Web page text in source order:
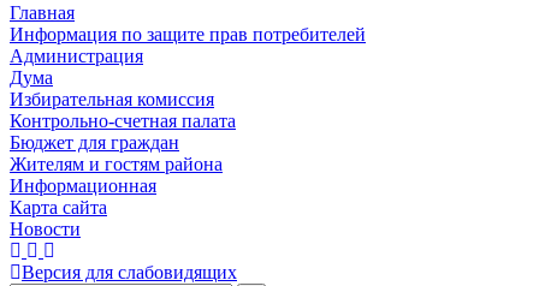
Главная
Информация по защите прав потребителей
Администрация
Дума
Избирательная комиссия
Контрольно-счетная палата
Бюджет для граждан
Жителям и гостям района
Информационная
Карта сайта
Новости
Версия для слабовидящих